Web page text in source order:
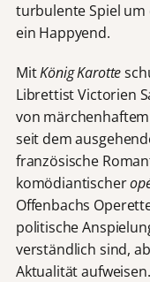
turbulente Spiel um
ein Happyend.
MitKönig Karotte
Librettist Victorien
von
seit dem
französische
komödiantischer
Offenbachs
politische
verständlich sind,
Aktualität